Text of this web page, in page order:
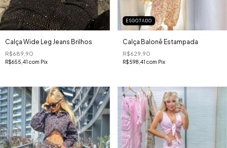
Calça Wide Leg Jeans Brilhos
R$689,90
R$655,41 com Pix
ESGOTADO
Calça Balonê Estampada
R$629,90
R$598,41 com Pix